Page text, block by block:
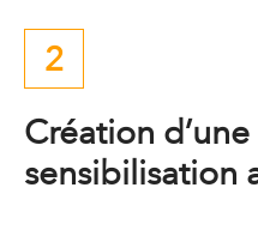
2
Création
sensibilisation